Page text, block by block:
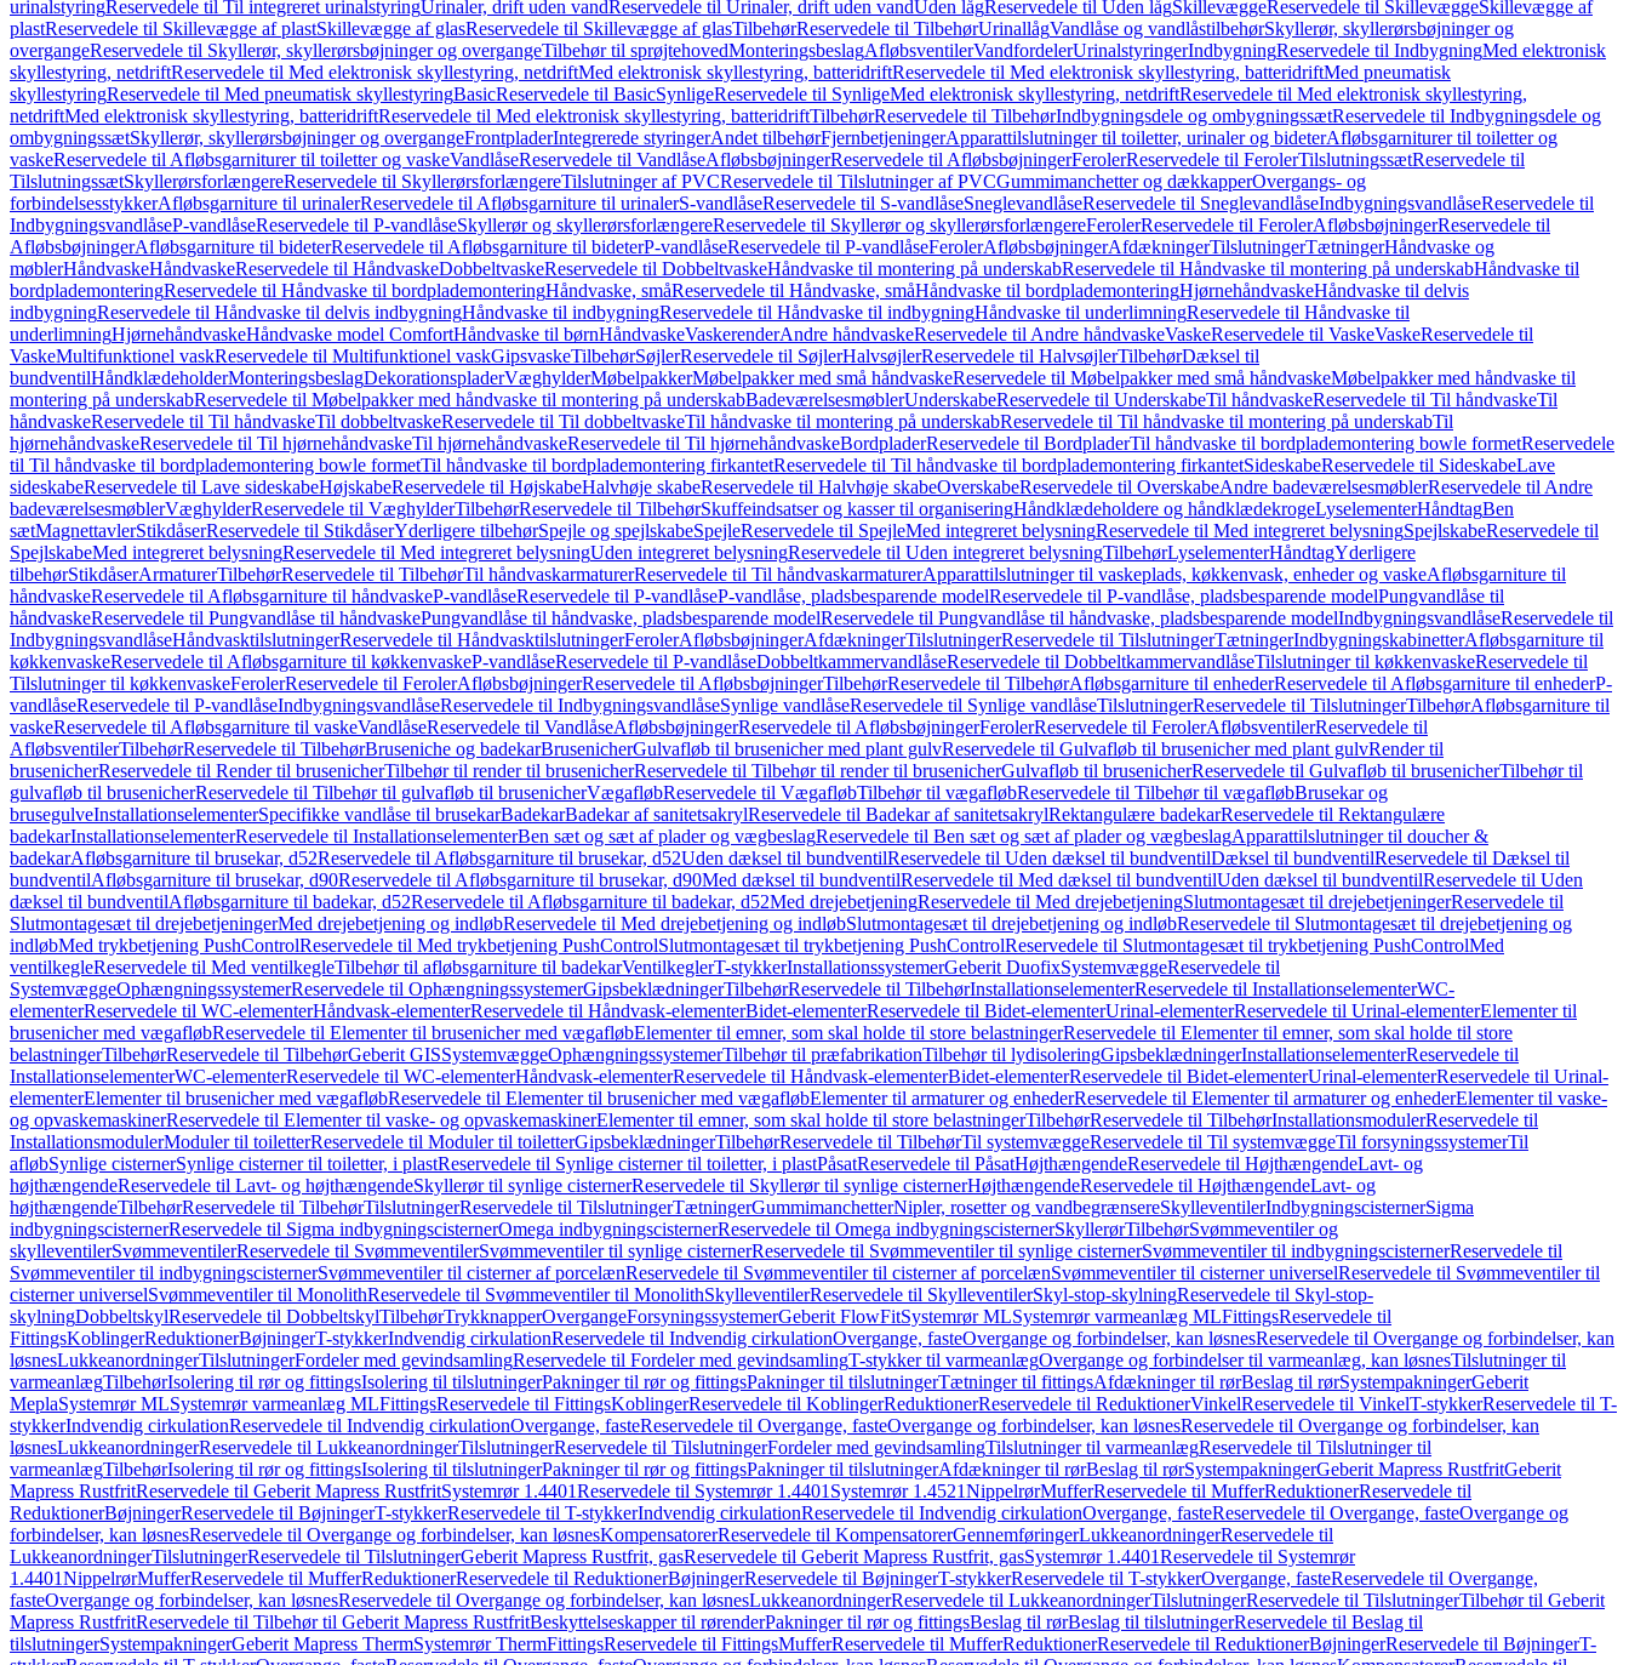
urinalstyringReservedele til Til integreret urinalstyringUrinaler, drift uden vandReservedele til Urinaler, drift uden vandUden lågReservedele til Uden lågSkillevæggeReservedele til SkillevæggeSkillevægge af
plastReservedele til Skillevægge af plastSkillevægge af glasReservedele til Skillevægge af glasTilbehørReservedele til TilbehørUrinallågVandlåse og vandlåstilbehørSkyllerør, skyllerørsbøjninger og
overgangeReservedele til Skyllerør, skyllerørsbøjninger og overgangeTilbehør til sprøjtehovedMonteringsbeslagAfløbsventilerVandfordelerUrinalstyringerIndbygningReservedele til IndbygningMed elektronisk
skyllestyring, netdriftReservedele til Med elektronisk skyllestyring, netdriftMed elektronisk skyllestyring, batteridriftReservedele til Med elektronisk skyllestyring, batteridriftMed pneumatisk
skyllestyringReservedele til Med pneumatisk skyllestyringBasicReservedele til BasicSynligeReservedele til SynligeMed elektronisk skyllestyring, netdriftReservedele til Med elektronisk skyllestyring,
netdriftMed elektronisk skyllestyring, batteridriftReservedele til Med elektronisk skyllestyring, batteridriftTilbehørReservedele til TilbehørIndbygningsdele og ombygningssætReservedele til Indbygningsdele og
ombygningssætSkyllerør, skyllerørsbøjninger og overgangeFrontpladerIntegrerede styringerAndet tilbehørFjernbetjeningerApparattilslutninger til toiletter, urinaler og bideterAfløbsgarniturer til toiletter og
vaskeReservedele til Afløbsgarniturer til toiletter og vaskeVandlåseReservedele til VandlåseAfløbsbøjningerReservedele til AfløbsbøjningerFerolerReservedele til FerolerTilslutningssætReservedele til
TilslutningssætSkyllerørsforlængereReservedele til SkyllerørsforlængereTilslutninger af PVCReservedele til Tilslutninger af PVCGummimanchetter og dækkapperOvergangs- og
forbindelsesstykkerAfløbsgarniture til urinalerReservedele til Afløbsgarniture til urinalerS-vandlåseReservedele til S-vandlåseSneglevandlåseReservedele til SneglevandlåseIndbygningsvandlåseReservedele til
IndbygningsvandlåseP-vandlåseReservedele til P-vandlåseSkyllerør og skyllerørsforlængereReservedele til Skyllerør og skyllerørsforlængereFerolerReservedele til FerolerAfløbsbøjningerReservedele til
AfløbsbøjningerAfløbsgarniture til bideterReservedele til Afløbsgarniture til bideterP-vandlåseReservedele til P-vandlåseFerolerAfløbsbøjningerAfdækningerTilslutningerTætningerHåndvaske og
møblerHåndvaskeHåndvaskeReservedele til HåndvaskeDobbeltvaskeReservedele til DobbeltvaskeHåndvaske til montering på underskabReservedele til Håndvaske til montering på underskabHåndvaske til
bordplademonteringReservedele til Håndvaske til bordplademonteringHåndvaske, småReservedele til Håndvaske, småHåndvaske til bordplademonteringHjørnehåndvaskeHåndvaske til delvis
indbygningReservedele til Håndvaske til delvis indbygningHåndvaske til indbygningReservedele til Håndvaske til indbygningHåndvaske til underlimningReservedele til Håndvaske til
underlimningHjørnehåndvaskeHåndvaske model ComfortHåndvaske til børnHåndvaskeVaskerenderAndre håndvaskeReservedele til Andre håndvaskeVaskeReservedele til VaskeVaskeReservedele til
VaskeMultifunktionel vaskReservedele til Multifunktionel vaskGipsvaskeTilbehørSøjlerReservedele til SøjlerHalvsøjlerReservedele til HalvsøjlerTilbehørDæksel til
bundventilHåndklædeholderMonteringsbeslagDekorationspladerVæghylderMøbelpakkerMøbelpakker med små håndvaskeReservedele til Møbelpakker med små håndvaskeMøbelpakker med håndvaske til
montering på underskabReservedele til Møbelpakker med håndvaske til montering på underskabBadeværelsesmøblerUnderskabeReservedele til UnderskabeTil håndvaskeReservedele til Til håndvaskeTil
håndvaskeReservedele til Til håndvaskeTil dobbeltvaskeReservedele til Til dobbeltvaskeTil håndvaske til montering på underskabReservedele til Til håndvaske til montering på underskabTil
hjørnehåndvaskeReservedele til Til hjørnehåndvaskeTil hjørnehåndvaskeReservedele til Til hjørnehåndvaskeBordpladerReservedele til BordpladerTil håndvaske til bordplademontering bowle formetReservedele
til Til håndvaske til bordplademontering bowle formetTil håndvaske til bordplademontering firkantetReservedele til Til håndvaske til bordplademontering firkantetSideskabeReservedele til SideskabeLave
sideskabeReservedele til Lave sideskabeHøjskabeReservedele til HøjskabeHalvhøje skabeReservedele til Halvhøje skabeOverskabeReservedele til OverskabeAndre badeværelsesmøblerReservedele til Andre
badeværelsesmøblerVæghylderReservedele til VæghylderTilbehørReservedele til TilbehørSkuffeindsatser og kasser til organiseringHåndklædeholdere og håndklædekrogeLyselementerHåndtagBen
sætMagnettavlerStikdåserReservedele til StikdåserYderligere tilbehørSpejle og spejlskabeSpejleReservedele til SpejleMed integreret belysningReservedele til Med integreret belysningSpejlskabeReservedele til
SpejlskabeMed integreret belysningReservedele til Med integreret belysningUden integreret belysningReservedele til Uden integreret belysningTilbehørLyselementerHåndtagYderligere
tilbehørStikdåserArmaturerTilbehørReservedele til TilbehørTil håndvaskarmaturerReservedele til Til håndvaskarmaturerApparattilslutninger til vaskeplads, køkkenvask, enheder og vaskeAfløbsgarniture til
håndvaskeReservedele til Afløbsgarniture til håndvaskeP-vandlåseReservedele til P-vandlåseP-vandlåse, pladsbesparende modelReservedele til P-vandlåse, pladsbesparende modelPungvandlåse til
håndvaskeReservedele til Pungvandlåse til håndvaskePungvandlåse til håndvaske, pladsbesparende modelReservedele til Pungvandlåse til håndvaske, pladsbesparende modelIndbygningsvandlåseReservedele til
IndbygningsvandlåseHåndvasktilslutningerReservedele til HåndvasktilslutningerFerolerAfløbsbøjningerAfdækningerTilslutningerReservedele til TilslutningerTætningerIndbygningskabinetterAfløbsgarniture til
køkkenvaskeReservedele til Afløbsgarniture til køkkenvaskeP-vandlåseReservedele til P-vandlåseDobbeltkammervandlåseReservedele til DobbeltkammervandlåseTilslutninger til køkkenvaskeReservedele til
Tilslutninger til køkkenvaskeFerolerReservedele til FerolerAfløbsbøjningerReservedele til AfløbsbøjningerTilbehørReservedele til TilbehørAfløbsgarniture til enhederReservedele til Afløbsgarniture til enhederP-
vandlåseReservedele til P-vandlåseIndbygningsvandlåseReservedele til IndbygningsvandlåseSynlige vandlåseReservedele til Synlige vandlåseTilslutningerReservedele til TilslutningerTilbehørAfløbsgarniture til
vaskeReservedele til Afløbsgarniture til vaskeVandlåseReservedele til VandlåseAfløbsbøjningerReservedele til AfløbsbøjningerFerolerReservedele til FerolerAfløbsventilerReservedele til
AfløbsventilerTilbehørReservedele til TilbehørBruseniche og badekarBrusenicherGulvafløb til brusenicher med plant gulvReservedele til Gulvafløb til brusenicher med plant gulvRender til
brusenicherReservedele til Render til brusenicherTilbehør til render til brusenicherReservedele til Tilbehør til render til brusenicherGulvafløb til brusenicherReservedele til Gulvafløb til brusenicherTilbehør til
gulvafløb til brusenicherReservedele til Tilbehør til gulvafløb til brusenicherVægafløbReservedele til VægafløbTilbehør til vægafløbReservedele til Tilbehør til vægafløbBrusekar og
brusegulveInstallationselementerSpecifikke vandlåse til brusekarBadekarBadekar af sanitetsakrylReservedele til Badekar af sanitetsakrylRektangulære badekarReservedele til Rektangulære
badekarInstallationselementerReservedele til InstallationselementerBen sæt og sæt af plader og vægbeslagReservedele til Ben sæt og sæt af plader og vægbeslagApparattilslutninger til doucher &
badekarAfløbsgarniture til brusekar, d52Reservedele til Afløbsgarniture til brusekar, d52Uden dæksel til bundventilReservedele til Uden dæksel til bundventilDæksel til bundventilReservedele til Dæksel til
bundventilAfløbsgarniture til brusekar, d90Reservedele til Afløbsgarniture til brusekar, d90Med dæksel til bundventilReservedele til Med dæksel til bundventilUden dæksel til bundventilReservedele til Uden
dæksel til bundventilAfløbsgarniture til badekar, d52Reservedele til Afløbsgarniture til badekar, d52Med drejebetjeningReservedele til Med drejebetjeningSlutmontagesæt til drejebetjeningerReservedele til
Slutmontagesæt til drejebetjeningerMed drejebetjening og indløbReservedele til Med drejebetjening og indløbSlutmontagesæt til drejebetjening og indløbReservedele til Slutmontagesæt til drejebetjening og
indløbMed trykbetjening PushControlReservedele til Med trykbetjening PushControlSlutmontagesæt til trykbetjening PushControlReservedele til Slutmontagesæt til trykbetjening PushControlMed
ventilkegleReservedele til Med ventilkegleTilbehør til afløbsgarniture til badekarVentilkeglerT-stykkerInstallationssystemerGeberit DuofixSystemvæggeReservedele til
SystemvæggeOphængningssystemerReservedele til OphængningssystemerGipsbeklædningerTilbehørReservedele til TilbehørInstallationselementerReservedele til InstallationselementerWC-
elementerReservedele til WC-elementerHåndvask-elementerReservedele til Håndvask-elementerBidet-elementerReservedele til Bidet-elementerUrinal-elementerReservedele til Urinal-elementerElementer til
brusenicher med vægafløbReservedele til Elementer til brusenicher med vægafløbElementer til emner, som skal holde til store belastningerReservedele til Elementer til emner, som skal holde til store
belastningerTilbehørReservedele til TilbehørGeberit GISSystemvæggeOphængningssystemerTilbehør til præfabrikationTilbehør til lydisoleringGipsbeklædningerInstallationselementerReservedele til
InstallationselementerWC-elementerReservedele til WC-elementerHåndvask-elementerReservedele til Håndvask-elementerBidet-elementerReservedele til Bidet-elementerUrinal-elementerReservedele til Urinal-
elementerElementer til brusenicher med vægafløbReservedele til Elementer til brusenicher med vægafløbElementer til armaturer og enhederReservedele til Elementer til armaturer og enhederElementer til vaske-
og opvaskemaskinerReservedele til Elementer til vaske- og opvaskemaskinerElementer til emner, som skal holde til store belastningerTilbehørReservedele til TilbehørInstallationsmodulerReservedele til
InstallationsmodulerModuler til toiletterReservedele til Moduler til toiletterGipsbeklædningerTilbehørReservedele til TilbehørTil systemvæggeReservedele til Til systemvæggeTil forsyningssystemerTil
afløbSynlige cisternerSynlige cisterner til toiletter, i plastReservedele til Synlige cisterner til toiletter, i plastPåsatReservedele til PåsatHøjthængendeReservedele til HøjthængendeLavt- og
højthængendeReservedele til Lavt- og højthængendeSkyllerør til synlige cisternerReservedele til Skyllerør til synlige cisternerHøjthængendeReservedele til HøjthængendeLavt- og
højthængendeTilbehørReservedele til TilbehørTilslutningerReservedele til TilslutningerTætningerGummimanchetterNipler, rosetter og vandbegrænsereSkylleventilerIndbygningscisternerSigma
indbygningscisternerReservedele til Sigma indbygningscisternerOmega indbygningscisternerReservedele til Omega indbygningscisternerSkyllerørTilbehørSvømmeventiler og
skylleventilerSvømmeventilerReservedele til SvømmeventilerSvømmeventiler til synlige cisternerReservedele til Svømmeventiler til synlige cisternerSvømmeventiler til indbygningscisternerReservedele til
Svømmeventiler til indbygningscisternerSvømmeventiler til cisterner af porcelænReservedele til Svømmeventiler til cisterner af porcelænSvømmeventiler til cisterner universelReservedele til Svømmeventiler til
cisterner universelSvømmeventiler til MonolithReservedele til Svømmeventiler til MonolithSkylleventilerReservedele til SkylleventilerSkyl-stop-skylningReservedele til Skyl-stop-
skylningDobbeltskylReservedele til DobbeltskylTilbehørTrykknapperOvergangeForsyningssystemerGeberit FlowFitSystemrør MLSystemrør varmeanlæg MLFittingsReservedele til
FittingsKoblingerReduktionerBøjningerT-stykkerIndvendig cirkulationReservedele til Indvendig cirkulationOvergange, fasteOvergange og forbindelser, kan løsnesReservedele til Overgange og forbindelser, kan
løsnesLukkeanordningerTilslutningerFordeler med gevindsamlingReservedele til Fordeler med gevindsamlingT-stykker til varmeanlægOvergange og forbindelser til varmeanlæg, kan løsnesTilslutninger til
varmeanlægTilbehørIsolering til rør og fittingsIsolering til tilslutningerPakninger til rør og fittingsPakninger til tilslutningerTætninger til fittingsAfdækninger til rørBeslag til rørSystempakningerGeberit
MeplaSystemrør MLSystemrør varmeanlæg MLFittingsReservedele til FittingsKoblingerReservedele til KoblingerReduktionerReservedele til ReduktionerVinkelReservedele til VinkelT-stykkerReservedele til T-
stykkerIndvendig cirkulationReservedele til Indvendig cirkulationOvergange, fasteReservedele til Overgange, fasteOvergange og forbindelser, kan løsnesReservedele til Overgange og forbindelser, kan
løsnesLukkeanordningerReservedele til LukkeanordningerTilslutningerReservedele til TilslutningerFordeler med gevindsamlingTilslutninger til varmeanlægReservedele til Tilslutninger til
varmeanlægTilbehørIsolering til rør og fittingsIsolering til tilslutningerPakninger til rør og fittingsPakninger til tilslutningerAfdækninger til rørBeslag til rørSystempakningerGeberit Mapress RustfritGeberit
Mapress RustfritReservedele til Geberit Mapress RustfritSystemrør 1.4401Reservedele til Systemrør 1.4401 Systemrør 1.4521NippelrørMufferReservedele til MufferReduktionerReservedele til
ReduktionerBøjningerReservedele til BøjningerT-stykkerReservedele til T-stykkerIndvendig cirkulationReservedele til Indvendig cirkulationOvergange, fasteReservedele til Overgange, fasteOvergange og
forbindelser, kan løsnesReservedele til Overgange og forbindelser, kan løsnesKompensatorerReservedele til KompensatorerGennemføringerLukkeanordningerReservedele til
LukkeanordningerTilslutningerReservedele til TilslutningerGeberit Mapress Rustfrit, gasReservedele til Geberit Mapress Rustfrit, gasSystemrør 1.4401Reservedele til Systemrør
1.4401NippelrørMufferReservedele til MufferReduktionerReservedele til ReduktionerBøjningerReservedele til BøjningerT-stykkerReservedele til T-stykkerOvergange, fasteReservedele til Overgange,
fasteOvergange og forbindelser, kan løsnesReservedele til Overgange og forbindelser, kan løsnesLukkeanordningerReservedele til LukkeanordningerTilslutningerReservedele til TilslutningerTilbehør til Geberit
Mapress RustfritReservedele til Tilbehør til Geberit Mapress RustfritBeskyttelseskapper til rørenderPakninger til rør og fittingsBeslag til rørBeslag til tilslutningerReservedele til Beslag til
tilslutningerSystempakningerGeberit Mapress ThermSystemrør ThermFittingsReservedele til FittingsMufferReservedele til MufferReduktionerReservedele til ReduktionerBøjningerReservedele til BøjningerT-